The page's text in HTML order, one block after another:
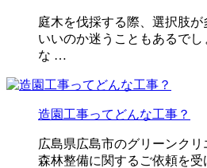
庭木を伐採する際、選択肢
いいのか迷うこともあるで
な …
造園工事ってどんな工事？
広島県広島市のグリーンクリ
森林整備に関するご依頼を受